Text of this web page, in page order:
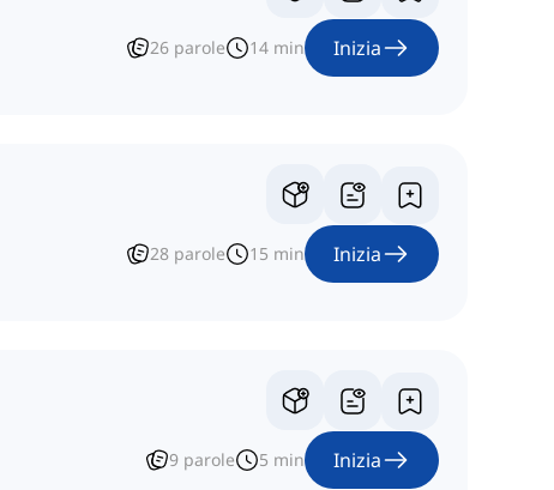
26 parole 14 min Inizia
28 parole 15 min Inizia
9 parole 5 min Inizia